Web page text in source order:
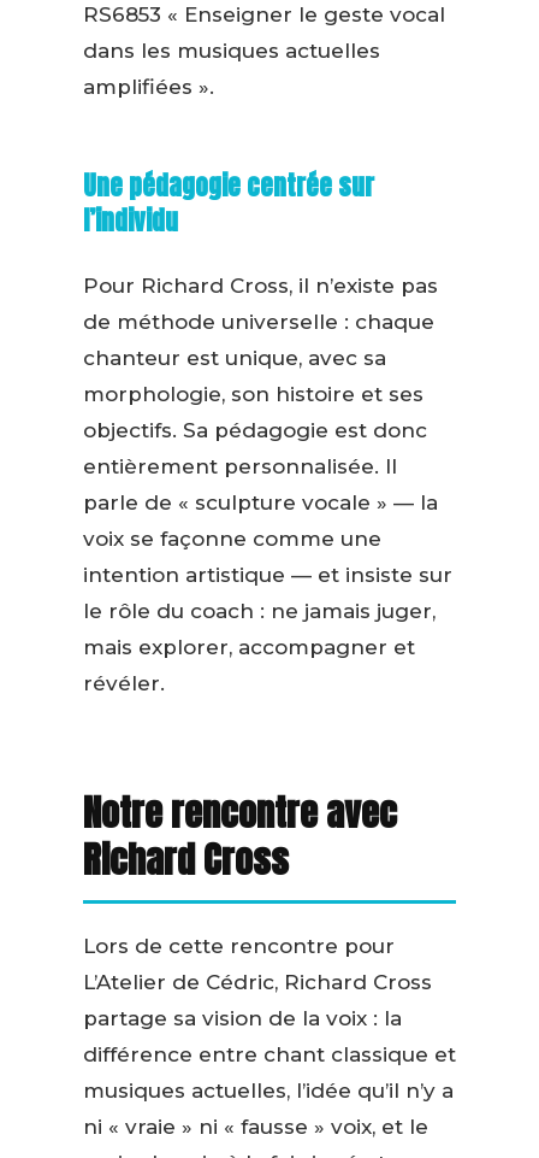
RS6853 « Enseigner le geste vocal
dans les musiques actuelles
amplifiées ».
Une pédagogie centrée sur
l’individu
Pour Richard Cross, il n’existe pas
de méthode universelle : chaque
chanteur est unique, avec sa
morphologie, son histoire et ses
objectifs. Sa pédagogie est donc
entièrement personnalisée. Il
parle de « sculpture vocale » — la
voix se façonne comme une
intention artistique — et insiste sur
le rôle du coach : ne jamais juger,
mais explorer, accompagner et
révéler.
Notre rencontre avec
Richard Cross
Lors de cette rencontre pour
L’Atelier de Cédric, Richard Cross
partage sa vision de la voix : la
différence entre chant classique et
musiques actuelles, l’idée qu’il n’y a
ni « vraie » ni « fausse » voix, et le